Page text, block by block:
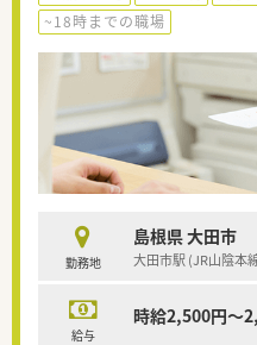
~18時までの職場
勤務地
島根県 大田市
大田市駅 (JR山陰本
給与
時給2,500円～